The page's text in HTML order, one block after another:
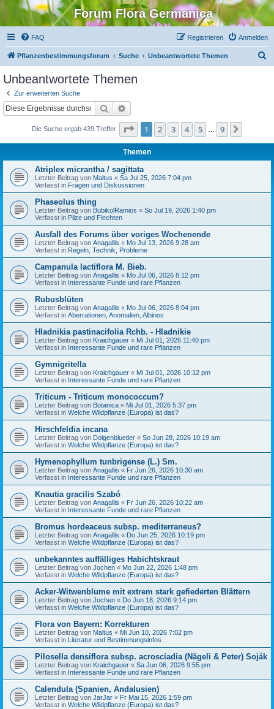
Forum Flora Germanica
FAQ Anmelden
Registrieren
Pflanzenbestimmungsforum Suche Unbeantwortete Themen
Unbeantwortete Themen
Zur erweiterten Suche
Suche
Die Suche ergab 439 Treffer Seite 1von
1 2 3 4 5 9
Themen
Atriplex micrantha / sagittata
Letzter Beitrag von Maltus « Sa Jul 25, 2026 7:04 pm
Verfasst in Fragen und Diskussionen
Phaseolus thing
Letzter Beitrag von BubikolRamios « So Jul 19, 2026 1:40 pm
Verfasst in Pilze und Flechten
Ausfall des Forums über voriges Wochenende
Letzter Beitrag von Anagallis « Mo Jul 13, 2026 9:28 am
Verfasst in Regeln, Technik, Probleme
Campanula lactiflora M. Bieb.
Letzter Beitrag von Anagallis « Mo Jul 06, 2026 8:12 pm
Verfasst in Interessante Funde und rare Pflanzen
Rubusblüten
Letzter Beitrag von Anagallis « Mo Jul 06, 2026 8:04 pm
Verfasst in Aberrationen, Anomalien, Albinos
Hladnikia pastinacifolia Rchb. - Hladnikie
Letzter Beitrag von Kraichgauer « Mi Jul 01, 2026 11:40 pm
Verfasst in Interessante Funde und rare Pflanzen
Gymnigritella
Letzter Beitrag von Kraichgauer « Mi Jul 01, 2026 10:12 pm
Verfasst in Interessante Funde und rare Pflanzen
Triticum - Triticum monococcum?
Letzter Beitrag von Botanica « Mi Jul 01, 2026 5:37 pm
Verfasst in Welche Wildpflanze (Europa) ist das?
Hirschfeldia incana
Letzter Beitrag von Dolgenbluetler « So Jun 28, 2026 10:19 am
Verfasst in Welche Wildpflanze (Europa) ist das?
Hymenophyllum tunbrigense (L.) Sm.
Letzter Beitrag von Anagallis « Fr Jun 26, 2026 10:30 am
Verfasst in Interessante Funde und rare Pflanzen
Knautia gracilis Szabó
Letzter Beitrag von Anagallis « Fr Jun 26, 2026 10:22 am
Verfasst in Interessante Funde und rare Pflanzen
Bromus hordeaceus subsp. mediterraneus?
Letzter Beitrag von Anagallis « Do Jun 25, 2026 10:19 pm
Verfasst in Welche Wildpflanze (Europa) ist das?
unbekanntes auffälliges Habichtskraut
Letzter Beitrag von Jochen « Mo Jun 22, 2026 1:48 pm
Verfasst in Welche Wildpflanze (Europa) ist das?
Acker-Witwenblume mit extrem stark gefiederten Blättern
Letzter Beitrag von Jochen « Do Jun 18, 2026 9:14 pm
Verfasst in Welche Wildpflanze (Europa) ist das?
Flora von Bayern: Korrekturen
Letzter Beitrag von Maltus « Mi Jun 10, 2026 7:02 pm
Verfasst in Literatur und Bestimmungsinfos
Pilosella densiflora subsp. acrosciadia (Nägeli & Peter) Soják
Letzter Beitrag von Kraichgauer « Sa Jun 06, 2026 9:55 pm
Verfasst in Interessante Funde und rare Pflanzen
Calendula (Spanien, Andalusien)
Letzter Beitrag von JarJar « Fr Mai 15, 2026 1:59 pm
Verfasst in Welche Wildpflanze (Europa) ist das?